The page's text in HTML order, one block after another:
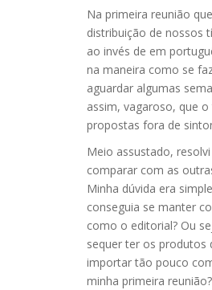
Na primeira reunião
distribuição de nossos
ao invés de em
na maneira como se
aguardar algumas
assim, vagaroso, que
propostas fora de
Meio assustado,
comparar com as
Minha dúvida era
conseguia se manter
como o editorial? Ou
sequer ter os produtos
importar tão pouco
minha primeira reunião?